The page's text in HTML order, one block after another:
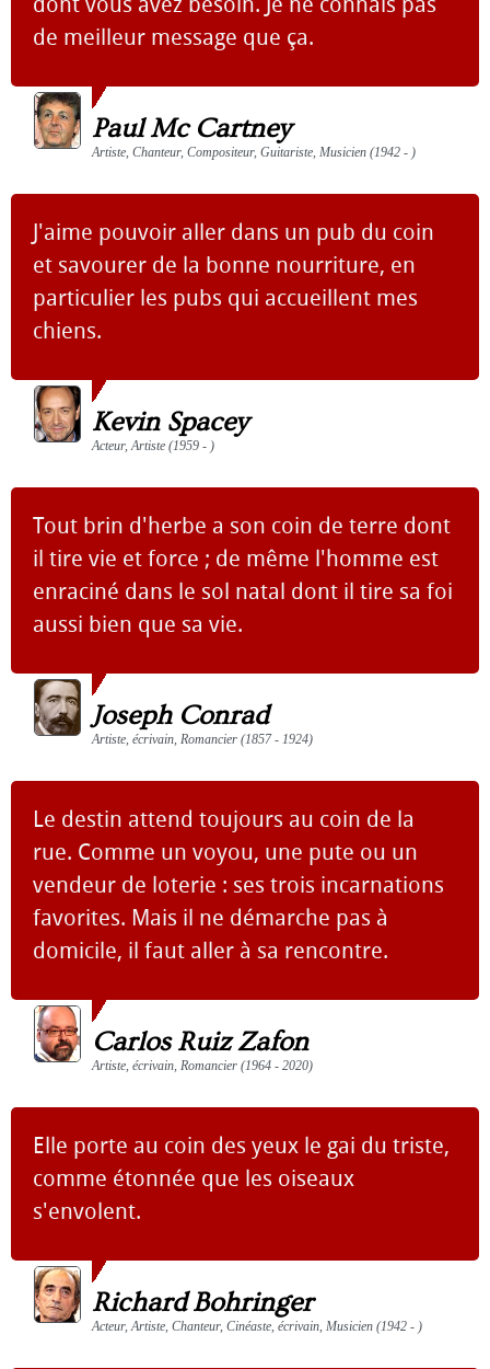
de meilleur message que ça.
Paul Mc Cartney
Artiste, Chanteur, Compositeur, Guitariste, Musicien (1942 - )
J'aime pouvoir aller dans un pub du coin
et savourer de la bonne nourriture, en
particulier les pubs qui accueillent mes
chiens.
Kevin Spacey
Acteur, Artiste (1959 - )
Tout brin d'herbe a son coin de terre dont
il tire vie et force ; de même l'homme est
enraciné dans le sol natal dont il tire sa foi
aussi bien que sa vie.
Joseph Conrad
Artiste, écrivain, Romancier (1857 - 1924)
Le destin attend toujours au coin de la
rue. Comme un voyou, une pute ou un
vendeur de loterie : ses trois incarnations
favorites. Mais il ne démarche pas à
domicile, il faut aller à sa rencontre.
Carlos Ruiz Zafon
Artiste, écrivain, Romancier (1964 - 2020)
Elle porte au coin des yeux le gai du triste,
comme étonnée que les oiseaux
s'envolent.
Richard Bohringer
Acteur, Artiste, Chanteur, Cinéaste, écrivain, Musicien (1942 - )